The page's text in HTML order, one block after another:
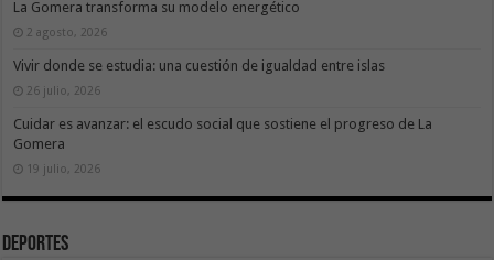
La Gomera transforma su modelo energético
2 agosto, 2026
Vivir donde se estudia: una cuestión de igualdad entre islas
26 julio, 2026
Cuidar es avanzar: el escudo social que sostiene el progreso de La
Gomera
19 julio, 2026
Deportes